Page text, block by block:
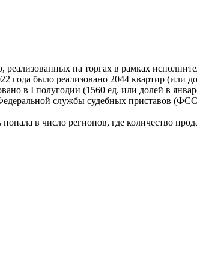
реализованных на торгах в рамках
года было реализовано 2044 квартир (или
в I полугодии (1560 ед. или долей в
службы судебных приставов
попала в число регионов, где количество